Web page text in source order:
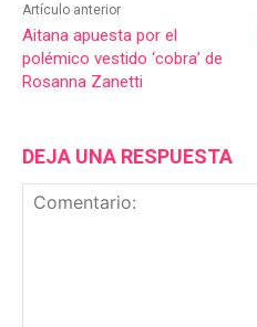
Artículo anterior
Aitana apuesta por el
polémico vestido ‘cobra’ de
Rosanna Zanetti
DEJA UNA RESPUESTA